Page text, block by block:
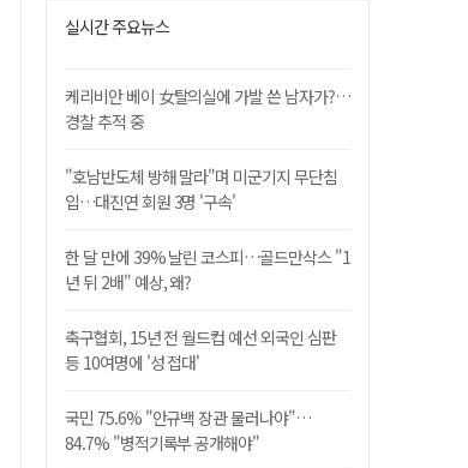
실시간 주요뉴스
케리비안 베이 女탈의실에 가발 쓴 남자가?…
경찰 추적 중
"호남반도체 방해 말라"며 미군기지 무단침
입…대진연 회원 3명 '구속'
한 달 만에 39% 날린 코스피…골드만삭스 "1
년 뒤 2배" 예상, 왜?
축구협회, 15년 전 월드컵 예선 외국인 심판
등 10여명에 '성 접대'
국민 75.6% "안규백 장관 물러나야"…
84.7% "병적기록부 공개해야"